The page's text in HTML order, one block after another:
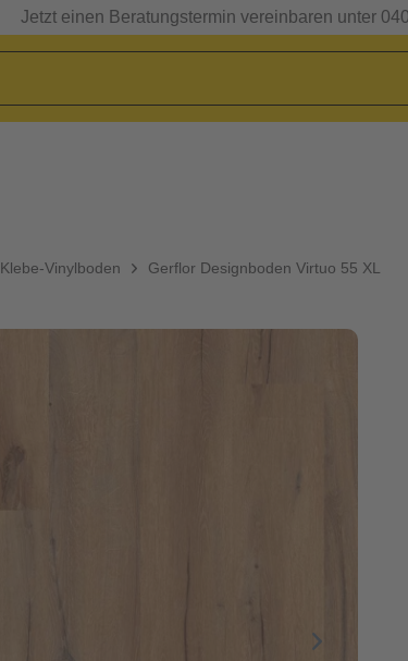
Jetzt einen Beratungstermin vereinbaren unter
Klebe-Vinylboden Gerflor Designboden Virtuo 55 XL